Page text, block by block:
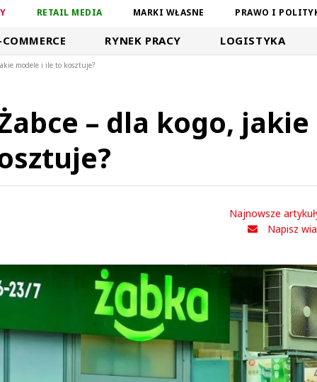
RETAIL MEDIA MARKI WŁASNE PRAWO I
RYNEK PRACY LOGISTYKA
modele i ile to kosztuje?
– dla kogo, jakie
Najnowsze
Napisz